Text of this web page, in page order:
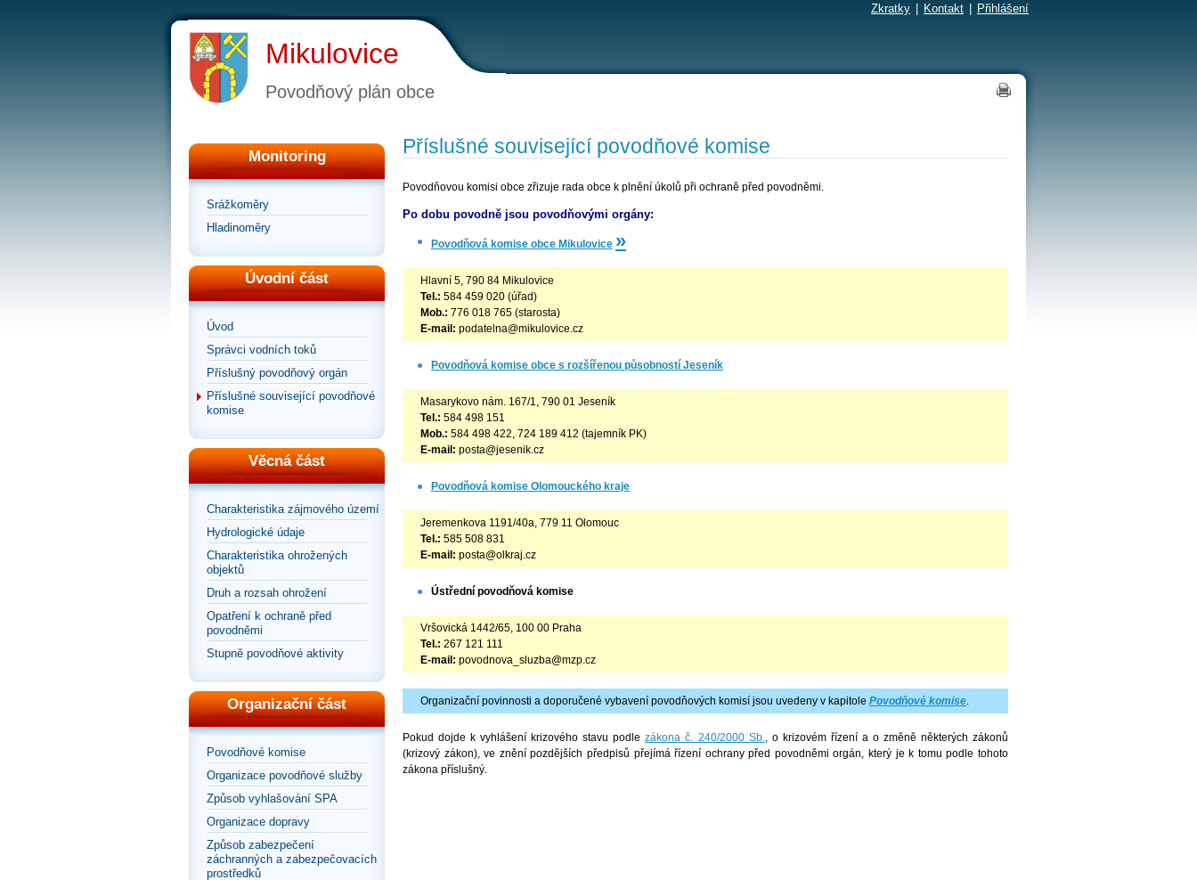
Zkratky Kontakt Přihlášení
Mikulovice
Povodňový plán obce
Monitoring
Srážkoměry
Hladinoměry
Úvodní část
Úvod
Správci vodních toků
Příslušný povodňový orgán
Příslušné související povodňové
komise
Věcná část
Charakteristika zájmového území
Hydrologické údaje
Charakteristika ohrožených
objektů
Druh a rozsah ohrožení
Opatření k ochraně před
povodněmi
Stupně povodňové aktivity
Organizační část
Povodňové komise
Organizace povodňové služby
Způsob vyhlašování SPA
Organizace dopravy
Způsob zabezpečení
záchranných a zabezpečovacích
prostředků
Příslušné související povodňové komise
Povodňovou komisi obce zřizuje rada obce k plnění úkolů při ochraně před povodněmi.
Po dobu povodně jsou povodňovými orgány:
Povodňová komise obce Mikulovice »
Hlavní 5, 790 84 Mikulovice
Tel.: 584 459 020 (úřad)
Mob.: 776 018 765 (starosta)
E-mail: podatelna@mikulovice.cz
Povodňová komise obce s rozšířenou působností Jeseník
Masarykovo nám. 167/1, 790 01 Jeseník
Tel.: 584 498 151
Mob.: 584 498 422, 724 189 412 (tajemník PK)
E-mail: posta@jesenik.cz
Povodňová komise Olomouckého kraje
Jeremenkova 1191/40a, 779 11 Olomouc
Tel.: 585 508 831
E-mail: posta@olkraj.cz
Ústřední povodňová komise
Vršovická 1442/65, 100 00 Praha
Tel.: 267 121 111
E-mail: povodnova_sluzba@mzp.cz
Organizační povinnosti a doporučené vybavení povodňových komisí jsou uvedeny v kapitole Povodňové komise
Pokud dojde k vyhlášení krizového stavu podlezákona č. 240/2000 Sb.
, o krizovém řízení a o změně některých zákonů
(krizový zákon), ve znění pozdějších předpisů přejímá řízení ochrany před povodněmi orgán, který je k tomu podle tohoto
zákona příslušný.